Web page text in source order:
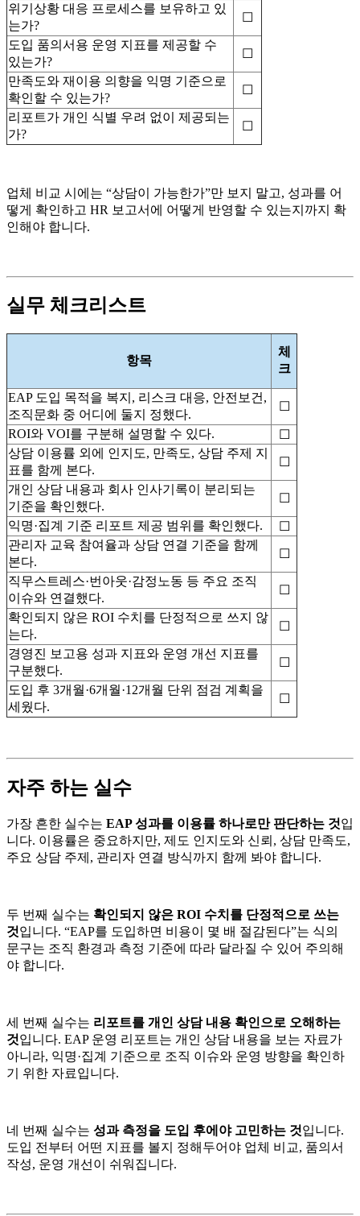
위기상황 대응 프로세스를 보유하고 있
는가?
☐
도입 품의서용 운영 지표를 제공할 수
있는가?
☐
만족도와 재이용 의향을 익명 기준으로
확인할 수 있는가?
☐
리포트가 개인 식별 우려 없이 제공되는
가?
☐
업체 비교 시에는 “상담이 가능한가”만 보지 말고, 성과를 어
떻게 확인하고 HR 보고서에 어떻게 반영할 수 있는지까지 확
인해야 합니다.
실무 체크리스트
항목
체
크
EAP 도입 목적을 복지, 리스크 대응, 안전보건,
조직문화 중 어디에 둘지 정했다.
☐
ROI와 VOI를 구분해 설명할 수 있다.
☐
상담 이용률 외에 인지도, 만족도, 상담 주제 지
표를 함께 본다.
☐
개인 상담 내용과 회사 인사기록이 분리되는
기준을 확인했다.
☐
익명·집계 기준 리포트 제공 범위를 확인했다.
☐
관리자 교육 참여율과 상담 연결 기준을 함께
본다.
☐
직무스트레스·번아웃·감정노동 등 주요 조직
이슈와 연결했다.
☐
확인되지 않은 ROI 수치를 단정적으로 쓰지 않
는다.
☐
경영진 보고용 성과 지표와 운영 개선 지표를
구분했다.
☐
도입 후 3개월·6개월·12개월 단위 점검 계획을
세웠다.
☐
자주 하는 실수
가장 흔한 실수는 EAP 성과를 이용률 하나로만 판단하는 것입
니다. 이용률은 중요하지만, 제도 인지도와 신뢰, 상담 만족도,
주요 상담 주제, 관리자 연결 방식까지 함께 봐야 합니다.
두 번째 실수는 확인되지 않은 ROI 수치를 단정적으로 쓰는
것입니다. “EAP를 도입하면 비용이 몇 배 절감된다”는 식의
문구는 조직 환경과 측정 기준에 따라 달라질 수 있어 주의해
야 합니다.
세 번째 실수는 리포트를 개인 상담 내용 확인으로 오해하는
것입니다. EAP 운영 리포트는 개인 상담 내용을 보는 자료가
아니라, 익명·집계 기준으로 조직 이슈와 운영 방향을 확인하
기 위한 자료입니다.
네 번째 실수는 성과 측정을 도입 후에야 고민하는 것입니다.
도입 전부터 어떤 지표를 볼지 정해두어야 업체 비교, 품의서
작성, 운영 개선이 쉬워집니다.